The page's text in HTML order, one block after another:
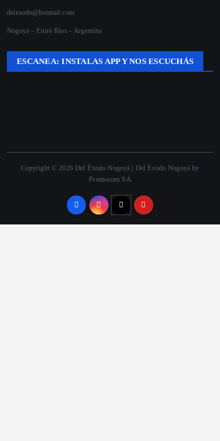
delexodo@hotmail.com
Nogoyá – Entre Ríos – Argentina
ESCANEA: INSTALAS APP Y NOS ESCUCHÁS
Copyright © 2026 Del Éxodo Nogoyá | Del Éxodo Nogoyá by
Promocom SA